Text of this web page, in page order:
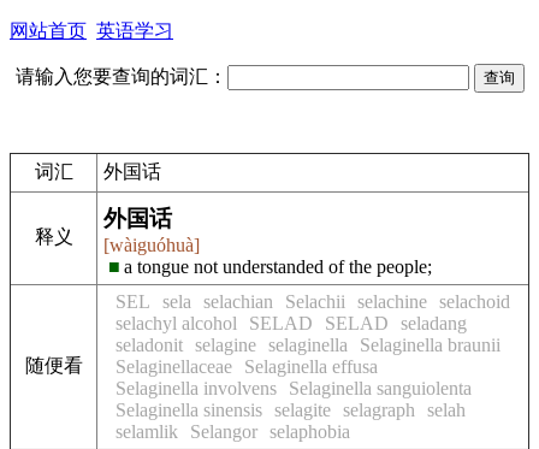
网站首页 英语学习
请输入您要查询的词汇：
词汇 外国话
释义
外国话
[wàiguóhuà]
■ a tongue not understanded of the people;
随便看
SEL sela selachian Selachii selachine selachoid
selachyl alcohol
SELAD SELAD
seladang
seladonit selagine selaginella
Selaginella braunii
Selaginellaceae
Selaginella effusa
Selaginella involvens
Selaginella sanguiolenta
Selaginella sinensis selagite selagraph
selah
selamlik
Selangor selaphobia